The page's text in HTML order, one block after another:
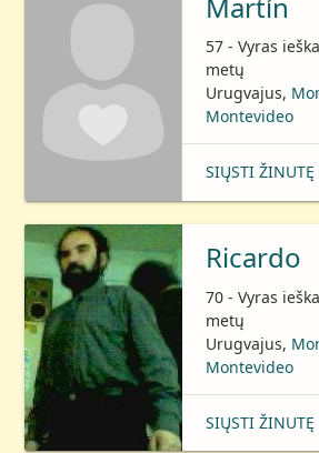
57 - Vyras
metų
Urugvajus,
Montevideo
SIŲSTI ŽINUTĘ
Ricardo
70 - Vyras
metų
Urugvajus,
Montevideo
SIŲSTI ŽINUTĘ